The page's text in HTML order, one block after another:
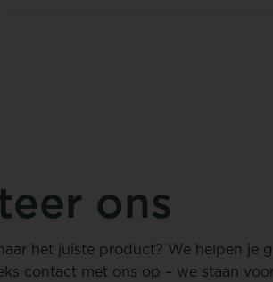
ons
het juiste product? We helpen je
contact met ons op – we staan